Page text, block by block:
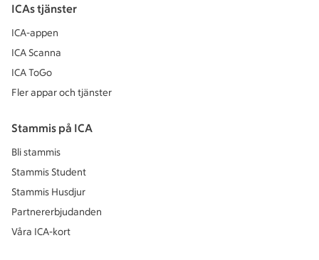
ICAs tjänster
ICA-appen
ICA Scanna
ICA ToGo
Fler appar och tjänster
Stammis på ICA
Bli stammis
Stammis Student
Stammis Husdjur
Partnererbjudanden
Våra ICA-kort